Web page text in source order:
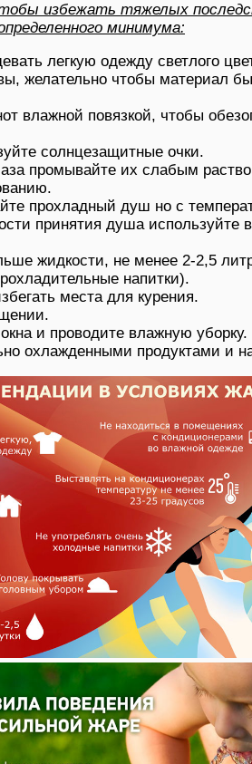
избежать тяжелых
минимума:
легкую одежду светлого
желательно чтобы материал
влажной повязкой, чтобы
солнцезащитные очки.
промывайте их слабым
прохладный душ но с
принятия душа используйте
жидкости, не менее 2-2,5
напитки).
места для курения.
и проводите влажную уборку.
охлажденными продуктами и